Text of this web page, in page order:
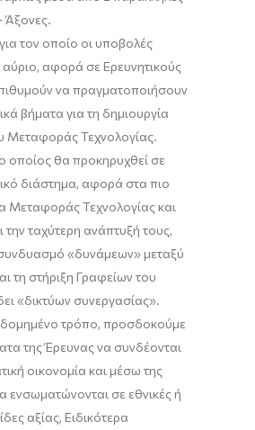
Άξονες.
για τον οποίο οι υποβολές
αύριο, αφορά σε Ερευνητικούς
να πραγματοποιήσουν
βήματα για τη δημιουργία
Μεταφοράς Τεχνολογίας.
ο οποίος θα προκηρυχθεί σε
διάστημα, αφορά στα πιο
Μεταφοράς Τεχνολογίας και
την ταχύτερη ανάπτυξή τους,
«δυνάμεων» μεταξύ
τη στήριξη Γραφείων του
«δικτύων συνεργασίας».
τρόπο, προσδοκούμε
της Έρευνας να συνδέονται
οικονομία και μέσω της
ενσωματώνονται σε εθνικές ή
αξίας, Ειδικότερα